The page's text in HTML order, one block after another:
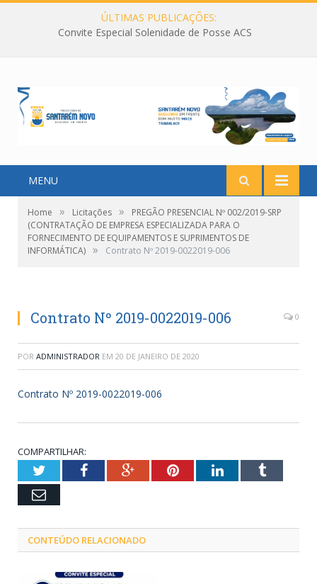
ÚLTIMAS PUBLICAÇÕES:
Convite Especial Solenidade de Posse ACS
MENU
Home » Licitações »
PREGÃO PRESENCIAL Nº 002/2019-SRP
(CONTRATAÇÃO DE EMPRESA ESPECIALIZADA PARA O
FORNECIMENTO DE EQUIPAMENTOS E SUPRIMENTOS DE
INFORMÁTICA) » Contrato Nº 2019-0022019-006
Contrato Nº 2019-0022019-006 0
POR ADMINISTRADOR EM 20 DE JANEIRO DE 2020
Contrato Nº 2019-0022019-006
COMPARTILHAR:
TwitterFacebookGoogle+PinterestLinkedInTumblr
Email
CONTEÚDO RELACIONADO